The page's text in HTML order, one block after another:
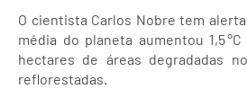
O cientista Carlos Nobre tem
média do planeta aumentou 1,5
hectares de áreas degradadas
reflorestadas.